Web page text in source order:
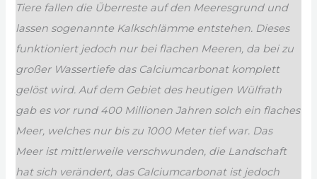
Tiere fallen die Überreste auf den Meeresgrund und
lassen sogenannte Kalkschlämme entstehen. Dieses
funktioniert jedoch nur bei flachen Meeren, da bei zu
großer Wassertiefe das Calciumcarbonat komplett
gelöst wird. Auf dem Gebiet des heutigen Wülfrath
gab es vor rund 400 Millionen Jahren solch ein flaches
Meer, welches nur bis zu 1000 Meter tief war. Das
Meer ist mittlerweile verschwunden, die Landschaft
hat sich verändert, das Calciumcarbonat ist jedoch